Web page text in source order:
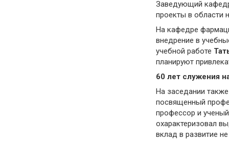
Заведующий
проекты в области
На кафедре
внедрение в
учебной работе
планируют
60 лет служения
На заседании
посвященный
профессор и
охарактеризовал
вклад в развитие